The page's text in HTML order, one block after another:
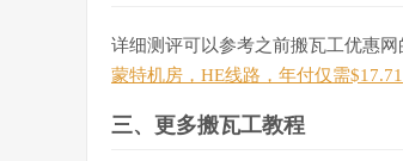
详细测评可以参考之前搬瓦工优惠网
蒙特机房，HE线路，年付仅需$17.71
三、更多搬瓦工教程